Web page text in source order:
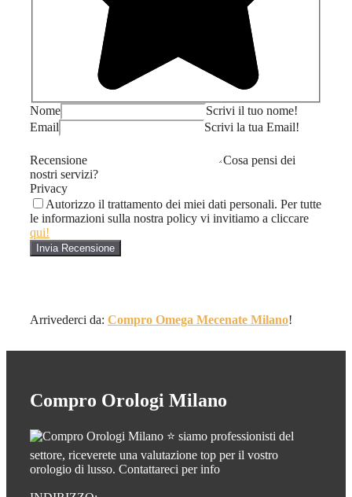
Nome
Scrivi il tuo nome!
Email
Scrivi la tua Email!
Recensione
Cosa pensi dei
nostri servizi?
Privacy
Autorizzo il trattamento dei miei dati personali. Per tutte
le informazioni sulla nostra policy vi invitiamo a cliccare
qui!
Arrivederci da: Compro Omega Mecenate Milano!
Compro Orologi Milano
⭐ siamo professionisti del
settore, riceverete una valutazione top per il vostro
orologio di lusso. Contattareci per info